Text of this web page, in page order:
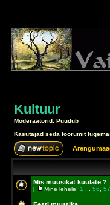
Kultuur
Moderaatorid: Puudub
Kasutajad seda foorumit
Mis muusikat kuulate ?
[ Mine lehele: 1 56 57